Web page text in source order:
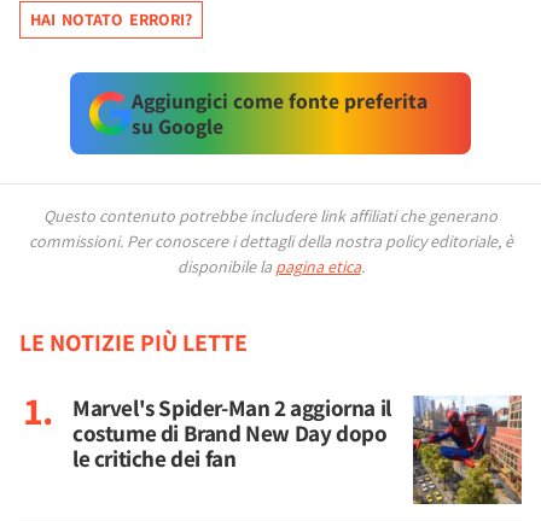
HAI NOTATO ERRORI?
Aggiungici come fonte preferita
su Google
Questo contenuto potrebbe includere link affiliati che generano
commissioni. Per conoscere i dettagli della nostra policy editoriale, è
disponibile la pagina etica.
LE NOTIZIE PIÙ LETTE
Marvel's Spider-Man 2 aggiorna il
costume di Brand New Day dopo
le critiche dei fan